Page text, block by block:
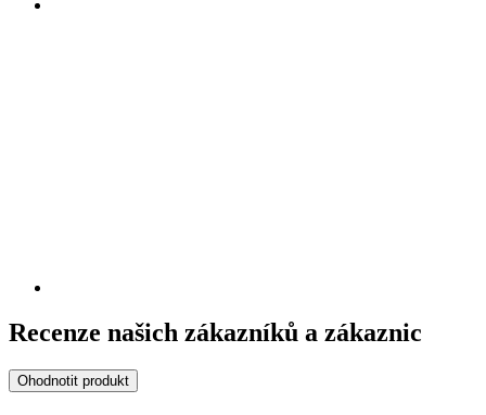
Recenze našich zákazníků a zákaznic
Ohodnotit produkt